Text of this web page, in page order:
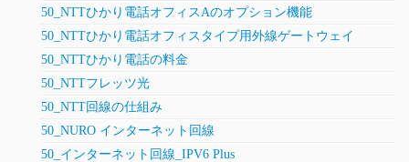
50_NTTひかり電話オフィスAのオプション機能
50_NTTひかり電話オフィスタイプ用外線ゲートウェイ
50_NTTひかり電話の料金
50_NTTフレッツ光
50_NTT回線の仕組み
50_NURO インターネット回線
50_インターネット回線_IPV6 Plus